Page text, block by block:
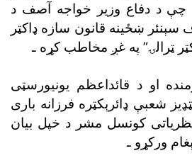
چې د دفاع وزير خواجه آصف د
سېنئر ښځينه قانون سازه ډاکټر
ټرالۍ” په غږ مخاطب کړه ـ
او د قائداعظم يونيورسټى
شعبې ډائرېکټره فرزانه بارى
کونسل مشر د خپل بيان
ورکړو ـ